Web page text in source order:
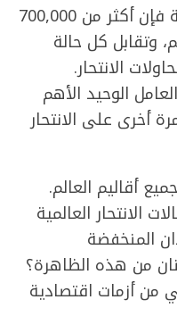
وبحسب منظمة الصحة العالمية فإن أكثر من 700,000
وتقابل كل حالة
الانتحار.
الوحيد الأهم
أخرى على الانتحار
أقاليم العالم.
من 77% من حالات الانتحار العالمية
المنخفضة
من هذه الظاهرة؟
من أزمات اقتصادية